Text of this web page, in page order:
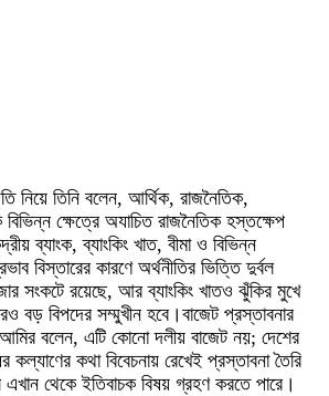
নিয়ে তিনি বলেন, আর্থিক, রাজনৈতিক,
বিভিন্ন ক্ষেত্রে অযাচিত রাজনৈতিক হস্তক্ষেপ
ব্যাংক, ব্যাংকিং খাত, বীমা ও বিভিন্ন
বিস্তারের কারণে অর্থনীতির ভিত্তি দুর্বল
সংকটে রয়েছে, আর ব্যাংকিং খাতও ঝুঁকির মুখে
বড় বিপদের সম্মুখীন হবে।বাজেট প্রস্তাবনার
আমির বলেন, এটি কোনো দলীয় বাজেট নয়; দেশের
কথা বিবেচনায় রেখেই প্রস্তাবনা তৈরি
থেকে ইতিবাচক বিষয় গ্রহণ করতে পারে।